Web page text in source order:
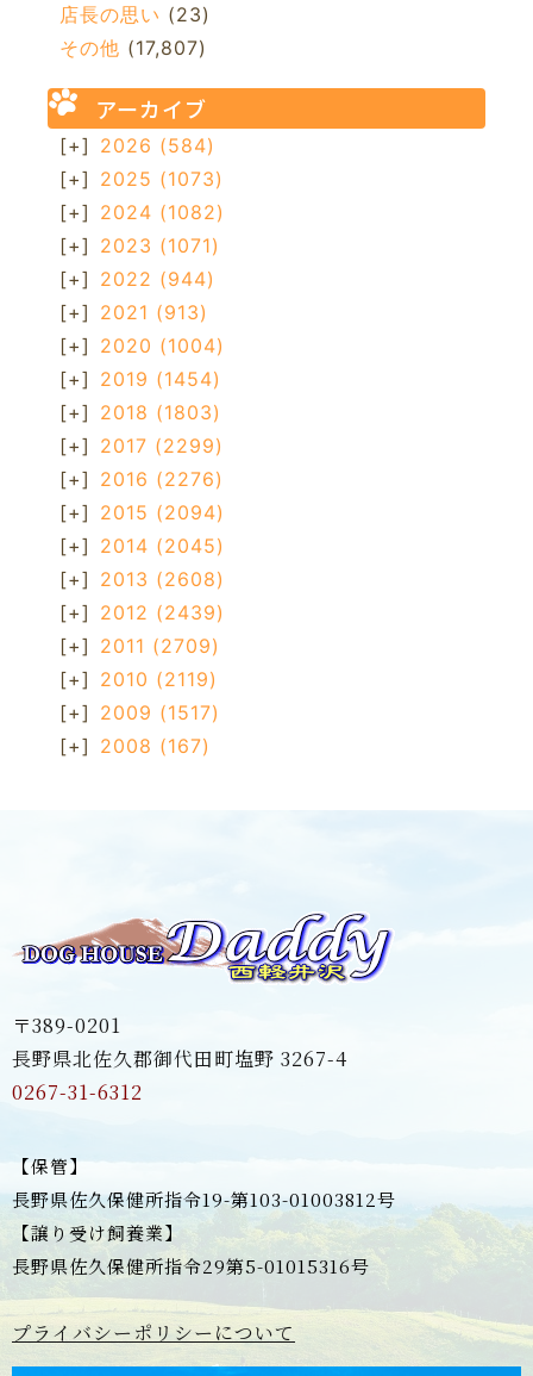
店長の思い (23)
その他 (17,807)
アーカイブ
[+] 2026 (584)
[+] 2025 (1073)
[+] 2024 (1082)
[+] 2023 (1071)
[+] 2022 (944)
[+] 2021 (913)
[+] 2020 (1004)
[+] 2019 (1454)
[+] 2018 (1803)
[+] 2017 (2299)
[+] 2016 (2276)
[+] 2015 (2094)
[+] 2014 (2045)
[+] 2013 (2608)
[+] 2012 (2439)
[+] 2011 (2709)
[+] 2010 (2119)
[+] 2009 (1517)
[+] 2008 (167)
〒389-0201
長野県北佐久郡御代田町塩野 3267-4
0267-31-6312
【保管】
長野県佐久保健所指令19-第103-01003812号
【譲り受け飼養業】
長野県佐久保健所指令29第5-01015316号
プライバシーポリシーについて